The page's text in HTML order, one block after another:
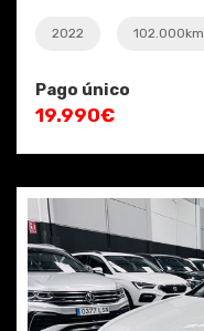
2022 102.000km
Pago único
19.990€